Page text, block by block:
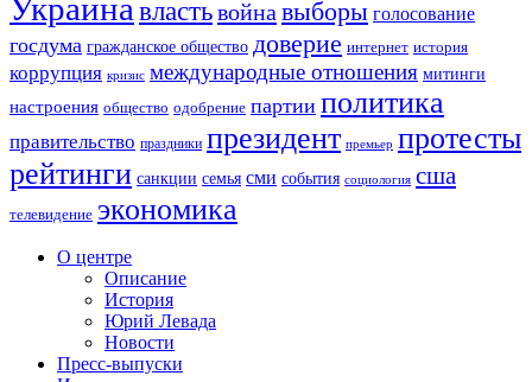
Украина властьвойна выборы голосование
госдума гражданское общество доверие интернет история
коррупция кризис международные отношения митинги
настроения общество одобрение партии политика
правительство праздники президент премьер протесты
рейтинги санкции семья сми события социология сша
телевидение экономика
О центре
Описание
История
Юрий Левада
Новости
Пресс-выпуски